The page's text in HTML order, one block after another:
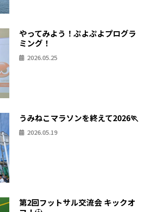
やってみよう！ぷよぷよプログラ
ミング！
2026.05.25
うみねこマラソンを終えて2026🏃
2026.05.19
第2回フットサル交流会 キックオ